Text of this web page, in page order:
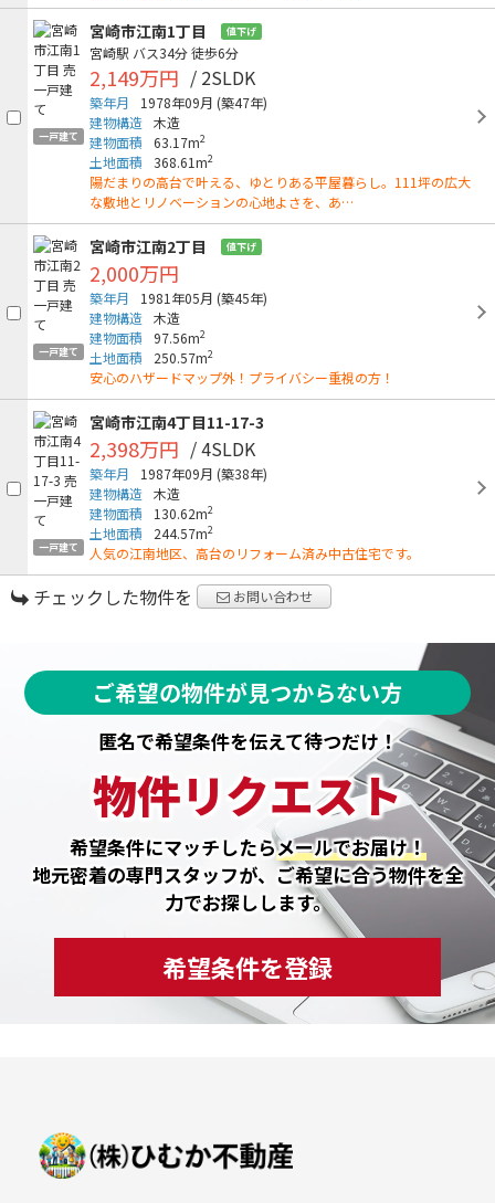
一戸建て
宮崎市江南1丁目 値下げ
宮崎駅 バス34分徒歩6分
2,149万円 / 2SLDK
築年月 1978年09月 (築47年)
建物構造 木造
建物面積
63.17m2
土地面積 368.61m2
陽だまりの高台で叶える、ゆとりある平屋暮らし。111坪の広大
な敷地とリノベーションの心地よさを、あ…
一戸建て
宮崎市江南2丁目 値下げ
2,000万円
築年月 1981年05月 (築45年)
建物構造 木造
建物面積
97.56m2
土地面積 250.57m2
安心のハザードマップ外！プライバシー重視の方！
一戸建て
宮崎市江南4丁目11-17-3
2,398万円 / 4SLDK
築年月 1987年09月 (築38年)
建物構造 木造
建物面積
130.62m2
土地面積 244.57m2
人気の江南地区、高台のリフォーム済み中古住宅です。
チェックした物件を お問い合わせ
ご希望の物件が見つからない方
匿名で希望条件を伝えて待つだけ！
物件リクエスト
希望条件にマッチしたらメールでお届け！
地元密着の専門スタッフが、ご希望に合う物件を全
力でお探しします。
希望条件を登録